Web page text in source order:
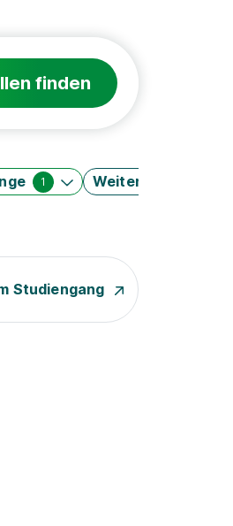
finden
1 Weitere Filter
Studiengang